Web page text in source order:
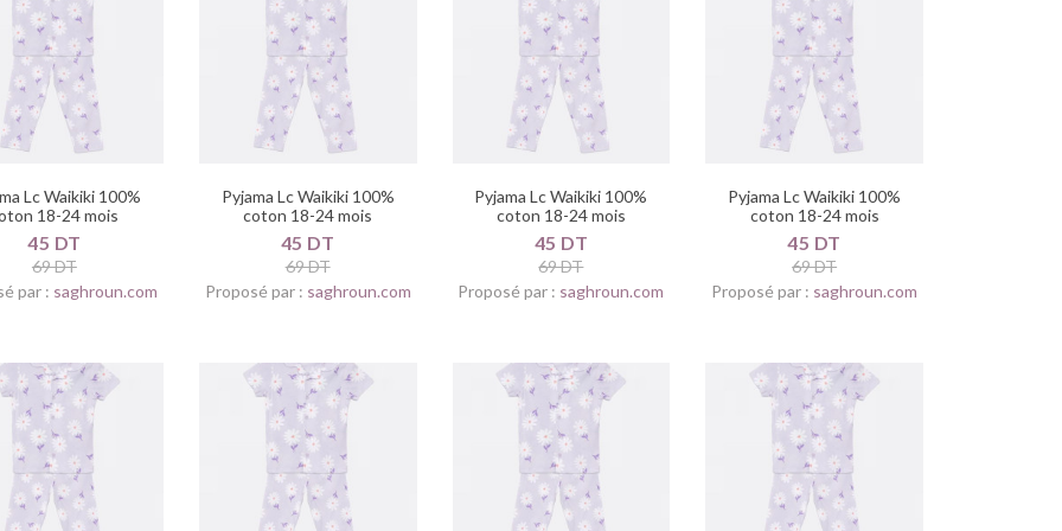
Lc Waikiki 100%
18-24 mois
45 DT
69 DT
par : saghroun.com
Pyjama Lc Waikiki 100%
coton 18-24 mois
45 DT
69 DT
Proposé par : saghroun.com
Pyjama Lc Waikiki 100%
coton 18-24 mois
45 DT
69 DT
Proposé par : saghroun.com
Pyjama Lc Waikiki 100%
coton 18-24 mois
45 DT
69 DT
Proposé par : saghroun.com